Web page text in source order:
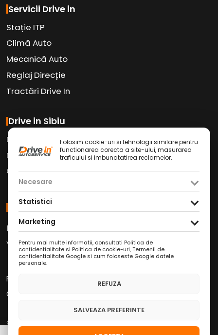
Servicii Drive in
Stație ITP
Climă Auto
Mecanică Auto
Reglaj Direcție
Tractări Drive In
Drive in Sibiu
Drive in Car Wash
Drive in Cafe
Contact
Social Media
Facebook Instagram
Youtube/WhatsApp/LinkedIn
Politica de Confidențialitate
Condiții Service Auto
Copyright © 2026 Drive in Autoservice
Folosim cookie-uri si tehnologii similare pentru
functionarea corecta a site-ului, masurarea
traficului si imbunatatirea reclamelor.
Necesare
Statistici
Marketing
Pentru mai multe informatii, consultati Politica de
confidentialitate si Politica de cookie-uri,Termenii de
confidentialitate Google si cum foloseste Google datele
personale.
REFUZA
SALVEAZA PREFERINTE